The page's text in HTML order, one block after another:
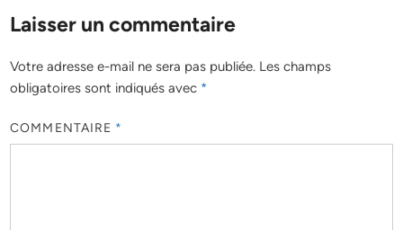
Laisser un commentaire
Votre adresse e-mail ne sera pas publiée. Les champs
obligatoires sont indiqués avec *
COMMENTAIRE *